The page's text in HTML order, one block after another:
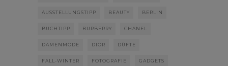
AUSSTELLUNGSTIPP BEAUTY BERLIN
BUCHTIPP BURBERRY CHANEL
DAMENMODE DIOR DÜFTE
FALL-WINTER FOTOGRAFIE GADGETS